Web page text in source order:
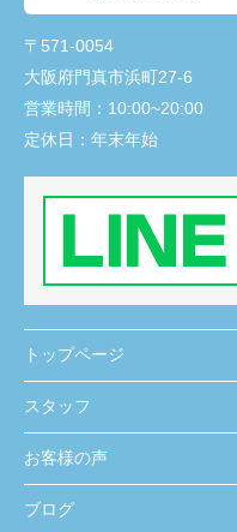
〒571-0054
大阪府門真市浜町27-6
営業時間： 10:00~20:00
定休日： 年末年始
トップページ
スタッフ
お客様の声
ブログ